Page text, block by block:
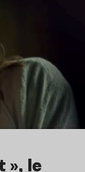
», le